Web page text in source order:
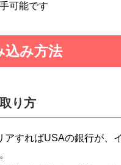
可能です
込み方法
り方
アすればUSAの銀行が、